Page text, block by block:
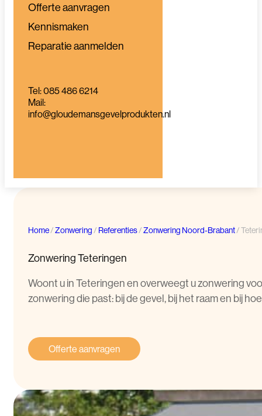
Offerte aanvragen
Kennismaken
Reparatie aanmelden
Tel: 085 486 6214
Mail:
info@gloudemansgevelprodukten.nl
Home/Zonwering/ Referenties/Zonwering Noord-Brabant/
Zonwering Teteringen
Woont u in Teteringen en overweegt u zonwering
zonwering die past: bij de gevel, bij het raam en bij
Offerte aanvragen